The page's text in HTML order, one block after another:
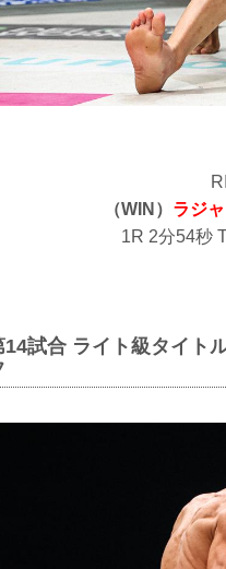
（WIN） ラジ
1R 2分54秒
14試合 ライト級タイト